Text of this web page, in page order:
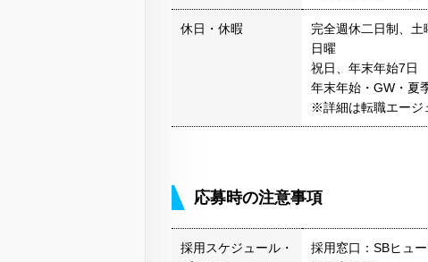
休日・休暇
完全週休二日制、土
日曜
祝日、年末年始7日
年末年始・GW・夏
※詳細は転職エージ
応募時の注意事項
採用スケジュール・
採用窓口：SBヒュ